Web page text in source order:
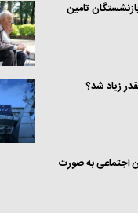
تامین
اجتماعی به صورت